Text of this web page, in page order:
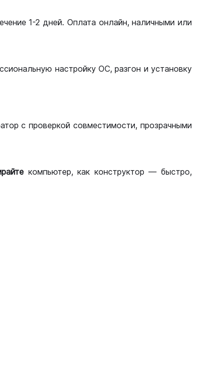
1-2 дней. Оплата онлайн, наличными или
настройку ОС, разгон и установку
с проверкой совместимости, прозрачными
компьютер, как конструктор — быстро,